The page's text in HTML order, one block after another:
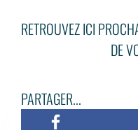
RETROUVEZ ICI
DE
PARTAGER...